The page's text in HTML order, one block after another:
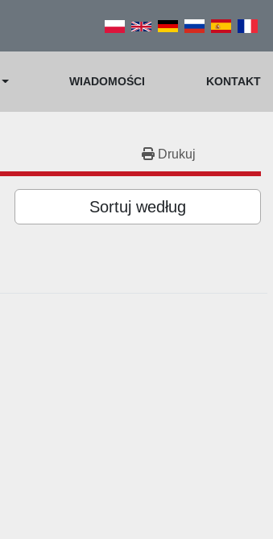
WIADOMOŚCI KONTAKT
Drukuj
Sortuj według